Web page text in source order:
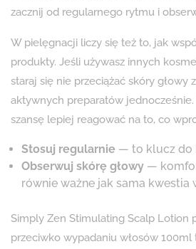
zacznij od regularnego rytmu i
W pielęgnacji liczy się też to, jak
produkty. Jeśli używasz innych
staraj się nie przeciążać skóry głowy
aktywnych preparatów
szansę lepiej reagować na to, co
Stosuj regularnie — to klucz do
Obserwuj skórę głowy —
równie ważne jak sama kwestia
Simply Zen Stimulating Scalp Lotion
przeciwko wypadaniu włosów